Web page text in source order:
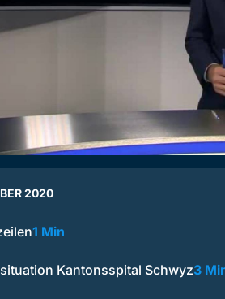
2020
1 Min
Kantonsspital Schwyz3